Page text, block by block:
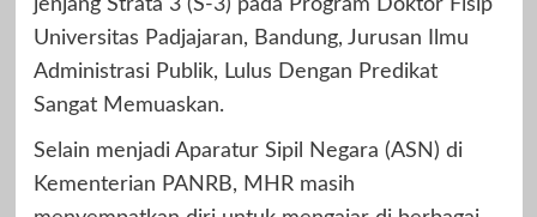
jenjang Strata 3 (S-3) pada Program Doktor Fisip
Universitas Padjajaran, Bandung, Jurusan Ilmu
Administrasi Publik, Lulus Dengan Predikat
Sangat Memuaskan.
Selain menjadi Aparatur Sipil Negara (ASN) di
Kementerian PANRB, MHR masih